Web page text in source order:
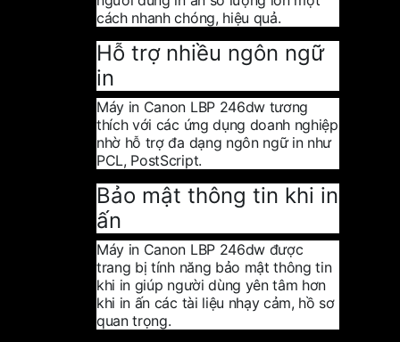
cách nhanh chóng, hiệu quả.
Hỗ trợ nhiều ngôn ngữ
in
Máy in Canon LBP 246dw tương
thích với các ứng dụng doanh nghiệp
nhờ hỗ trợ đa dạng ngôn ngữ in như
PCL, PostScript.
Bảo mật thông tin khi in
ấn
Máy in Canon LBP 246dw được
trang bị tính năng bảo mật thông tin
khi in giúp người dùng yên tâm hơn
khi in ấn các tài liệu nhạy cảm, hồ sơ
quan trọng.